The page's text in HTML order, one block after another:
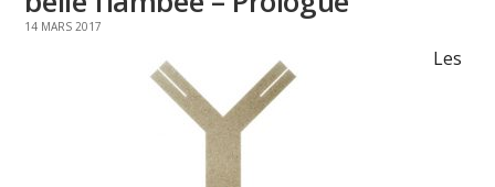
14 MARS 2017
Les